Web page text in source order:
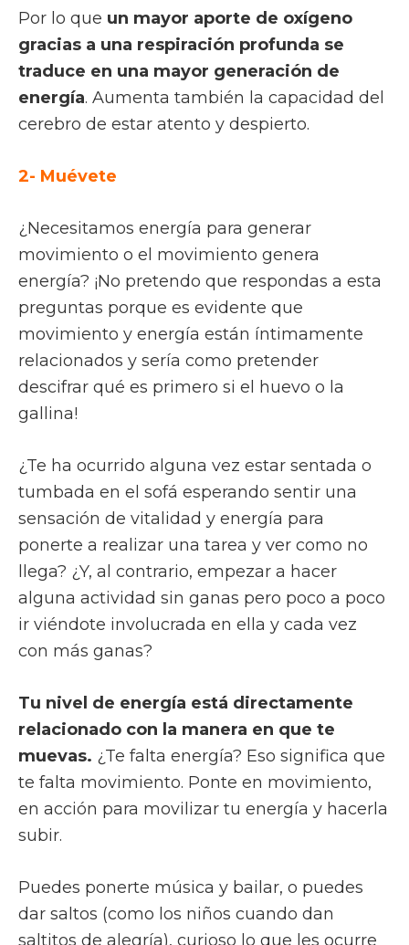
Por lo que un mayor aporte de oxígeno
gracias a una respiración profunda se
traduce en una mayor generación de
energía. Aumenta también la capacidad del
cerebro de estar atento y despierto.
2- Muévete
¿Necesitamos energía para generar
movimiento o el movimiento genera
energía? ¡No pretendo que respondas a esta
preguntas porque es evidente que
movimiento y energía están íntimamente
relacionados y sería como pretender
descifrar qué es primero si el huevo o la
gallina!
¿Te ha ocurrido alguna vez estar sentada o
tumbada en el sofá esperando sentir una
sensación de vitalidad y energía para
ponerte a realizar una tarea y ver como no
llega? ¿Y, al contrario, empezar a hacer
alguna actividad sin ganas pero poco a poco
ir viéndote involucrada en ella y cada vez
con más ganas?
Tu nivel de energía está directamente
relacionado con la manera en que te
muevas. ¿Te falta energía? Eso significa que
te falta movimiento. Ponte en movimiento,
en acción para movilizar tu energía y hacerla
subir.
Puedes ponerte música y bailar, o puedes
dar saltos (como los niños cuando dan
saltitos de alegría), curioso lo que les ocurre